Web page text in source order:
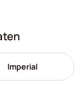
Imperial